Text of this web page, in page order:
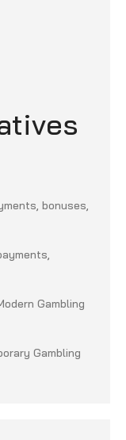
bonuses,
Gambling
Gambling